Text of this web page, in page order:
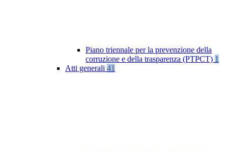
Piano triennale per la prevenzione della
corruzione e della trasparenza (PTPCT) 1
Atti generali 41